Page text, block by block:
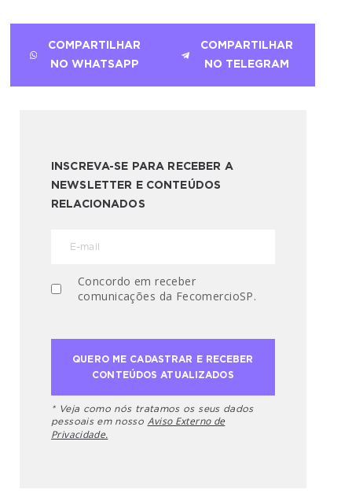
COMPARTILHAR
NO WHATSAPP
COMPARTILHAR
NO TELEGRAM
INSCREVA-SE PARA RECEBER A
NEWSLETTER E CONTEÚDOS
RELACIONADOS
Concordo em receber
comunicações da FecomercioSP.
* Veja como nós tratamos os seus dados
pessoais em nosso Aviso Externo de
Privacidade.